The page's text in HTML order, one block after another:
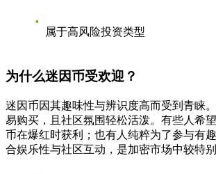
属于高风险投资类型
为什么迷因币受欢迎？
迷因币因其趣味性与辨识度高而受到青睐
易购买，且社区氛围轻松活泼。有些人希
币在爆红时获利；也有人纯粹为了参与有
合娱乐性与社区互动，是加密市场中较特别